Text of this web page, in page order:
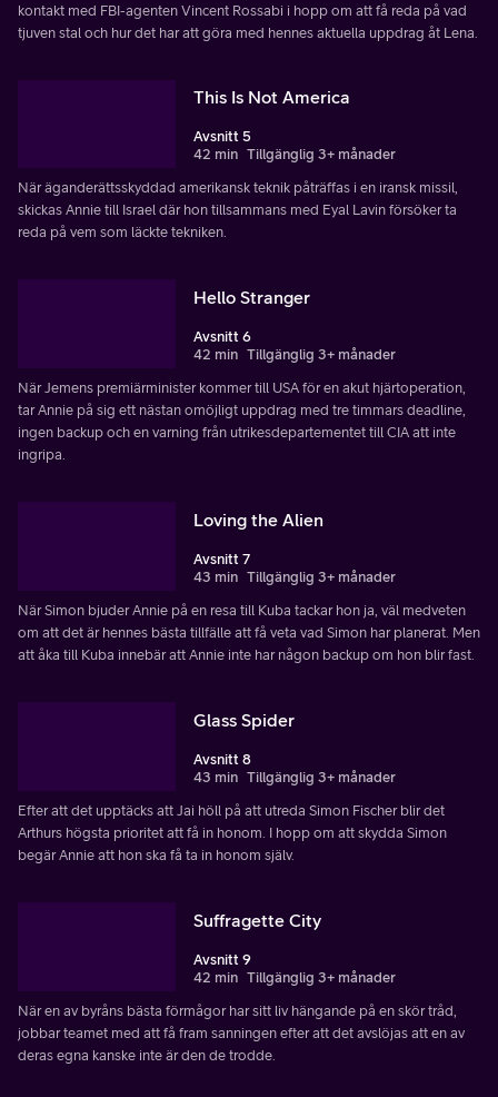
kontakt med FBI-agenten Vincent Rossabi i hopp om att få reda på vad
tjuven stal och hur det har att göra med hennes aktuella uppdrag åt Lena.
This Is Not America
Avsnitt 5
42 min Tillgänglig 3+ månader
När äganderättsskyddad amerikansk teknik påträffas i en iransk missil,
skickas Annie till Israel där hon tillsammans med Eyal Lavin försöker ta
reda på vem som läckte tekniken.
Hello Stranger
Avsnitt 6
42 min Tillgänglig 3+ månader
När Jemens premiärminister kommer till USA för en akut hjärtoperation,
tar Annie på sig ett nästan omöjligt uppdrag med tre timmars deadline,
ingen backup och en varning från utrikesdepartementet till CIA att inte
ingripa.
Loving the Alien
Avsnitt 7
43 min Tillgänglig 3+ månader
När Simon bjuder Annie på en resa till Kuba tackar hon ja, väl medveten
om att det är hennes bästa tillfälle att få veta vad Simon har planerat. Men
att åka till Kuba innebär att Annie inte har någon backup om hon blir fast.
Glass Spider
Avsnitt 8
43 min Tillgänglig 3+ månader
Efter att det upptäcks att Jai höll på att utreda Simon Fischer blir det
Arthurs högsta prioritet att få in honom. I hopp om att skydda Simon
begär Annie att hon ska få ta in honom själv.
Suffragette City
Avsnitt 9
42 min Tillgänglig 3+ månader
När en av byråns bästa förmågor har sitt liv hängande på en skör tråd,
jobbar teamet med att få fram sanningen efter att det avslöjas att en av
deras egna kanske inte är den de trodde.